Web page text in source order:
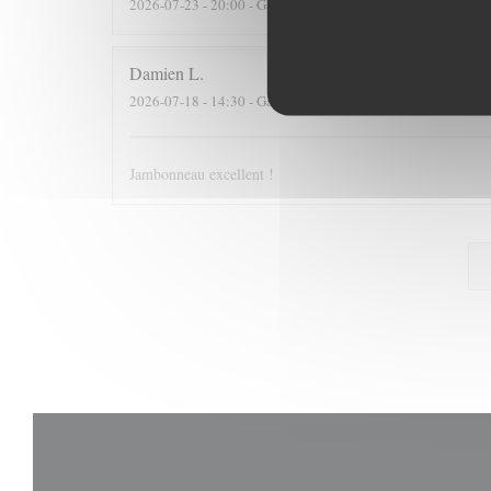
Damien L
2026-07-18 - 14:30 - Gasten 4
Jambonneau excellent !